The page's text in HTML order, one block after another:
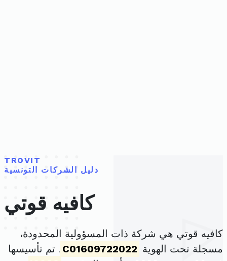
TROVIT
دليل الشركات التونسية
كافيه قوتي
كافيه قوتي هي شركة ذات المسؤولية المحدودة،
مسجلة تحت الهوية C01609722022 . تم تأسيسها